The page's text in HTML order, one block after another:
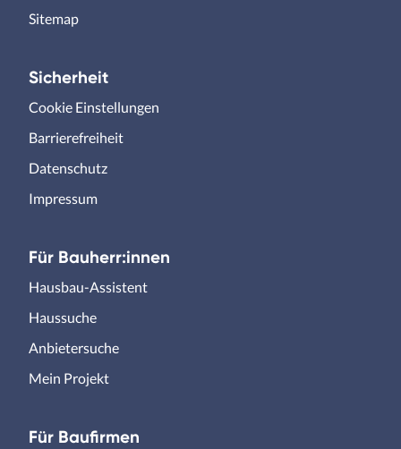
Sitemap
Sicherheit
Cookie Einstellungen
Barrierefreiheit
Datenschutz
Impressum
Für Bauherr:innen
Hausbau-Assistent
Haussuche
Anbietersuche
Mein Projekt
Für Baufirmen